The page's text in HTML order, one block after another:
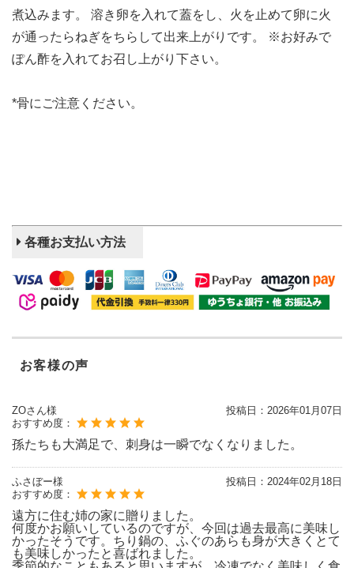
煮込みます。 溶き卵を入れて蓋をし、火を止めて卵に火
が通ったらねぎをちらして出来上がりです。 ※お好みで
ぽん酢を入れてお召し上がり下さい。
*骨にご注意ください。
各種お支払い方法
お客様の声
ZOさん様 投稿日： 2026年01月07日
おすすめ度：
孫たちも大満足で、刺身は一瞬でなくなりました。
ふさぼー様 投稿日： 2024年02月18日
おすすめ度：
遠方に住む姉の家に贈りました。
何度かお願いしているのですが、今回は過去最高に美味し
かったそうです。ちり鍋の、ふぐのあらも身が大きくとて
も美味しかったと喜ばれました。